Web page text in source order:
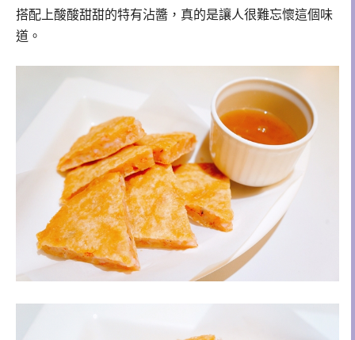
搭配上酸酸甜甜的特有沾醬，真的是讓人很難忘懷這個味
道。